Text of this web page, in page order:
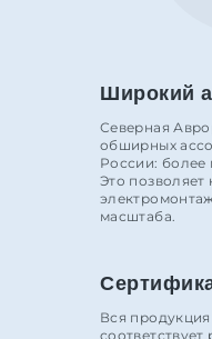
Широкий
Северная
обширных
России:
Это позволяет
масштаба.
Вся